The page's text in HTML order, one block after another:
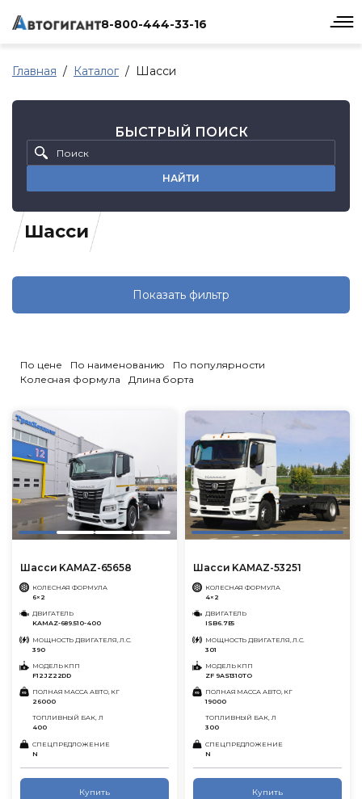
8-800-444-33-16
Главная Каталог Шасси
Шасси
БЫСТРЫЙ ПОИСК
НАЙТИ
Показать фильтр
По цене По наименованию
По популярности
Колесная формула
Длина борта
Шасси KAMAZ-65658
КОЛЕСНАЯ ФОРМУЛА
6×2
ДВИГАТЕЛЬ
KAMAZ-689.510-400
МОЩНОСТЬ ДВИГАТЕЛЯ, Л.С.
390
МОДЕЛЬ КПП
F12JZ22DD
ПОЛНАЯ МАССА АВТО, КГ
26000
ТОПЛИВНЫЙ БАК, Л
400
СПЕЦПРЕДЛОЖЕНИЕ
N
Купить
Шасси KAMAZ-53251
КОЛЕСНАЯ ФОРМУЛА
4×2
ДВИГАТЕЛЬ
ISB6.7E5
МОЩНОСТЬ ДВИГАТЕЛЯ, Л.С.
301
МОДЕЛЬ КПП
ZF 9AS1310TO
ПОЛНАЯ МАССА АВТО, КГ
19000
ТОПЛИВНЫЙ БАК, Л
300
СПЕЦПРЕДЛОЖЕНИЕ
N
Купить